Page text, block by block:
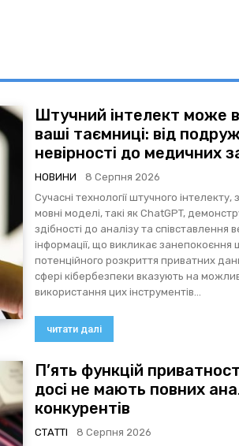
Штучний інтелект може
ваші таємниці: від
невірності до медичних
НОВИНИ
8 Серпня 2026
Сучасні технології штучного інтелекту,
мовні моделі, такі як ChatGPT,
здібності до аналізу та співставлення
інформації, що викликає занепокоєння
потенційного розкриття приватних
сфері кібербезпеки вказують на
використання цих інструментів...
читати далі
П’ять функцій
досі не мають повних
конкурентів
СТАТТІ
8 Серпня 2026